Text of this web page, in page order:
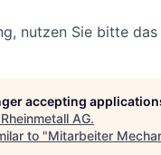
nutzen Sie bitte
accepting
Rheinmetall AG.
to "Mitarbeiter